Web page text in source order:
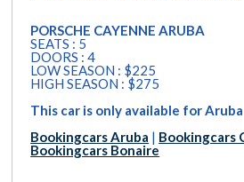
PORSCHE CAYENNE ARUBA
SEATS : 5
DOORS : 4
LOW SEASON : $225
HIGH SEASON : $275
This car is only available for Aruba
Bookingcars Aruba | Bookingcars
Bookingcars Bonaire